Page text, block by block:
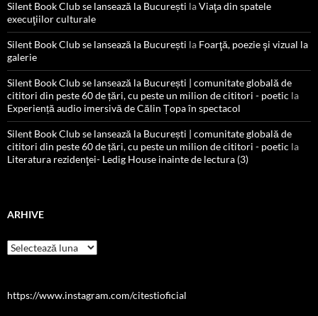
Silent Book Club se lansează la București laViaţa din spatele
execuţiilor culturale
Silent Book Club se lansează la București la Foarţă, poezie şi vizual la
galerie
Silent Book Club se lansează la București | comunitate globală de
cititori din peste 60 de țări, cu peste un milion de cititori - poetic la
Experiență audio imersivă de Călin Țopa în spectacol
Silent Book Club se lansează la București | comunitate globală de
cititori din peste 60 de țări, cu peste un milion de cititori - poetic la
Literatura rezidenţei- Ledig House inainte de lectura (3)
ARHIVE
Arhive
https://www.instagram.com/citestioficial